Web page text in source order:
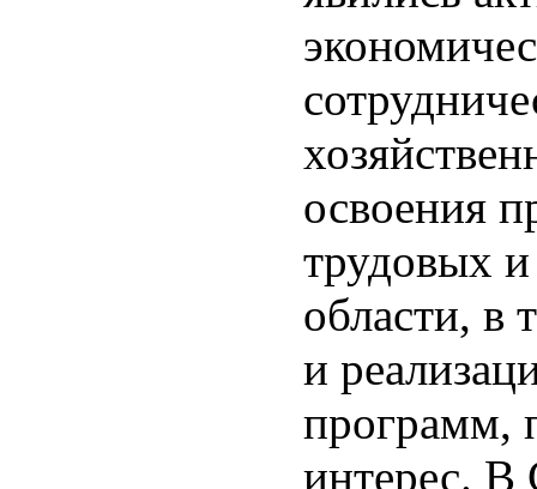
освоения
трудовых
области, в
и
программ,
интерес. В